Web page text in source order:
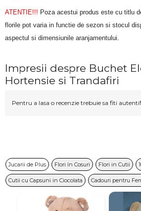
ATENTIE!!! Poza acestui produs este cu titlu
florile pot varia in functie de sezon si stocul
aspectul si dimensiunile aranjamentului.
Impresii despre Buchet
Hortensie si Trandafiri
Pentru a lasa o recenzie trebuie sa fiti
Jucarii de Plus Flori în Cosuri Flori in Cutii
Cutii cu Capsuni in Ciocolata Cadouri pentru